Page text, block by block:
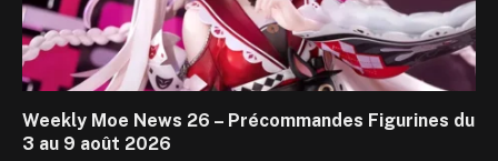
Weekly Moe News 26 – Précommandes Figurines du
3 au 9 août 2026